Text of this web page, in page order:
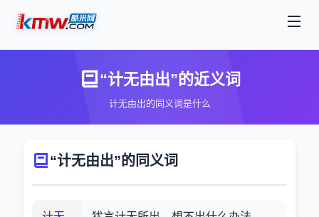
“计无由出”的近义词
计无由出的同义词是什么
“计无由出”的同义词